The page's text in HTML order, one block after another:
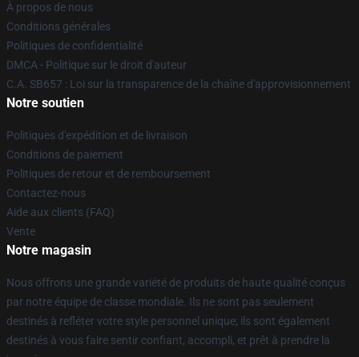
À propos de nous
Conditions générales
Politiques de confidentialité
DMCA - Politique sur le droit d'auteur
C.A. SB657 : Loi sur la transparence de la chaîne d'approvisionnement
Notre soutien
Politiques d'expédition et de livraison
Conditions de paiement
Politiques de retour et de remboursement
Contactez-nous
Aide aux clients (FAQ)
Vente
Notre magasin
Nous offrons une grande variété de produits de haute qualité conçus
par notre équipe de classe mondiale. Ils ne sont pas seulement
destinés à refléter votre style personnel unique; ils sont également
destinés à vous faire sentir confiant, accompli, et prêt à prendre la